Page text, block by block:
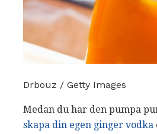
Drbouz / Getty Images
Medan du har den pumpa
skapa din egen ginger vodka